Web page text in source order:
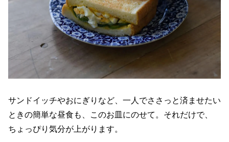
サンドイッチやおにぎりなど、一人でささっと済ませたい
ときの簡単な昼食も、このお皿にのせて。それだけで、
ちょっぴり気分が上がります。